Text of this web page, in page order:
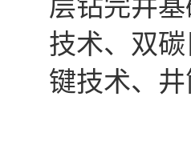
层钻完井
技术、双
键技术、